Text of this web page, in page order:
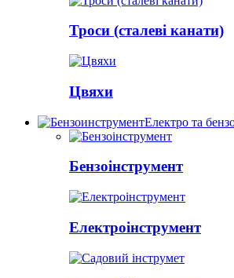
Троси (сталеві канати)
Цвяхи
Електро та
Бензоінструмент
Електроінструмент